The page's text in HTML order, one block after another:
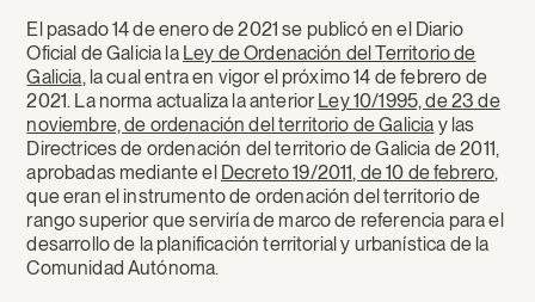
El pasado 14 de enero de 2021 se publicó en el Diario
Oficial de Galicia la Ley de Ordenación del Territorio de
Galicia, la cual entra en vigor el próximo 14 de febrero de
2021. La norma actualiza la anteriorLey 10/1995, de 23 de
noviembre, de ordenación del territorio de Galicia y las
Directrices de ordenación del territorio de Galicia de 2011,
aprobadas mediante el Decreto 19/2011, de 10 de febrero,
que eran el instrumento de ordenación del territorio de
rango superior que serviría de marco de referencia para el
desarrollo de la planificación territorial y urbanística de la
Comunidad Autónoma.